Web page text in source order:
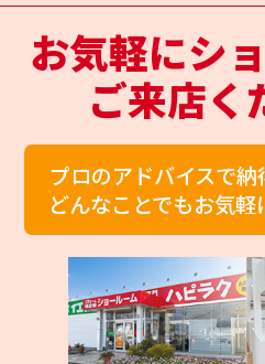
お気軽にシ
ご来店く
プロのアドバイスで納
どんなことでもお気軽